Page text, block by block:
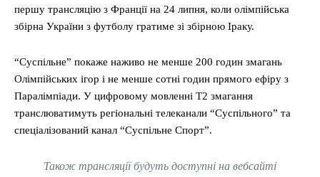
першу трансляцію з Франції на 24 липня, коли олімпійська
збірна України з футболу гратиме зі збірною Іраку.
“Суспільне” покаже наживо не менше 200 годин змагань
Олімпійських ігор і не менше сотні годин прямого ефіру з
Паралімпіади. У цифровому мовленні T2 змагання
транслюватимуть регіональні телеканали “Суспільного” та
спеціалізований канал “Суспільне Спорт”.
Також трансляції будуть доступні на вебсайті